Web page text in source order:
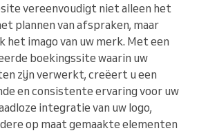
vereenvoudigt niet alleen het
plannen van afspraken, maar
imago van uw merk. Met een
boekingssite waarin uw
zijn verwerkt, creëert u een
en consistente ervaring voor uw
integratie van uw logo,
op maat gemaakte elementen